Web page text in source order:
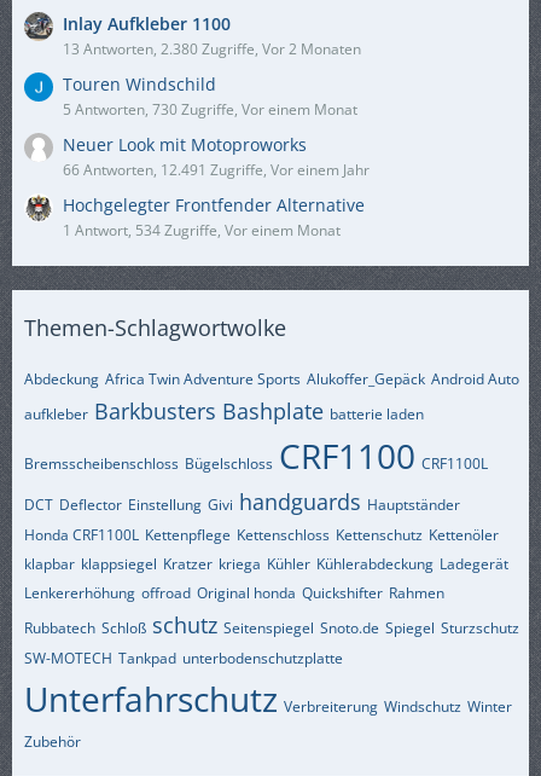
Inlay Aufkleber 1100
13 Antworten, 2.380 Zugriffe, Vor 2 Monaten
Touren Windschild
5 Antworten, 730 Zugriffe, Vor einem Monat
Neuer Look mit Motoproworks
66 Antworten, 12.491 Zugriffe, Vor einem Jahr
Hochgelegter Frontfender Alternative
1 Antwort, 534 Zugriffe, Vor einem Monat
Themen-Schlagwortwolke
Abdeckung Africa Twin Adventure Sports Alukoffer_Gepäck Android Auto
aufkleber Barkbusters Bashplate batterie laden
Bremsscheibenschloss Bügelschloss CRF1100 CRF1100L
DCT Deflector Einstellung Givi handguards Hauptständer
Honda CRF1100L Kettenpflege Kettenschloss Kettenschutz Kettenöler
klapbar klappsiegel Kratzer kriega Kühler Kühlerabdeckung Ladegerät
Lenkererhöhung offroad Original honda Quickshifter Rahmen
Rubbatech Schloß schutz Seitenspiegel Snoto.de Spiegel Sturzschutz
SW-MOTECH Tankpad unterbodenschutzplatte
Unterfahrschutz Verbreiterung Windschutz Winter
Zubehör